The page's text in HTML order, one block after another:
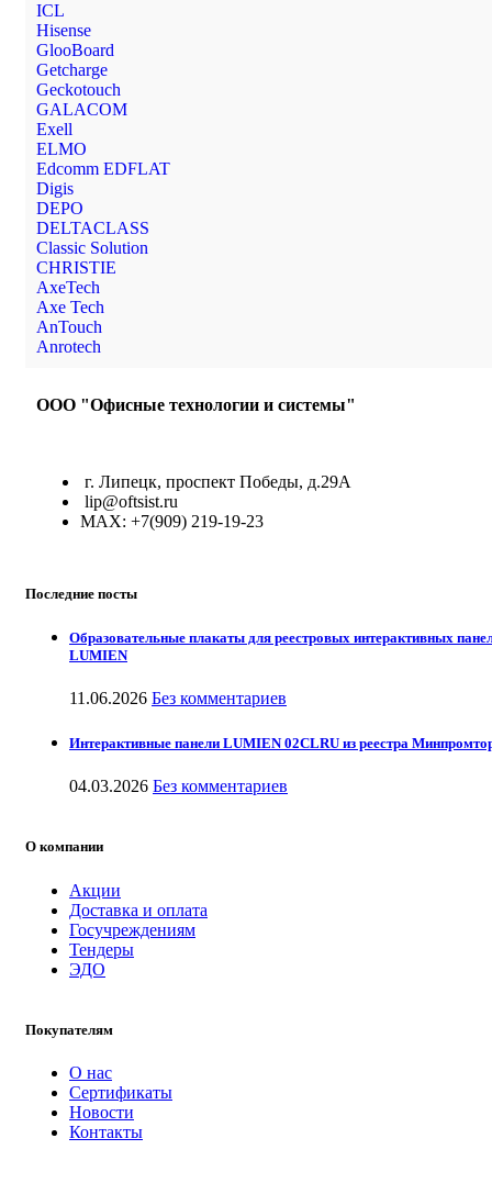
ICL
Hisense
GlooBoard
Getcharge
Geckotouch
GALACOM
Exell
ELMO
Edcomm EDFLAT
Digis
DEPO
DELTACLASS
Classic Solution
CHRISTIE
AxeTech
Axe Tech
AnTouch
Anrotech
ООО "Офисные технологии и системы"
г. Липецк, проспект Победы, д.29А
lip@oftsist.ru
МАХ: +7(909) 219-19-23
Последние посты
Образовательные плакаты для реестровых интерактивных
LUMIEN
11.06.2026 Без комментариев
Интерактивные панели LUMIEN 02CLRU из реестра
04.03.2026 Без комментариев
О компании
Акции
Доставка и оплата
Госучреждениям
Тендеры
ЭДО
Покупателям
О нас
Сертификаты
Новости
Контакты